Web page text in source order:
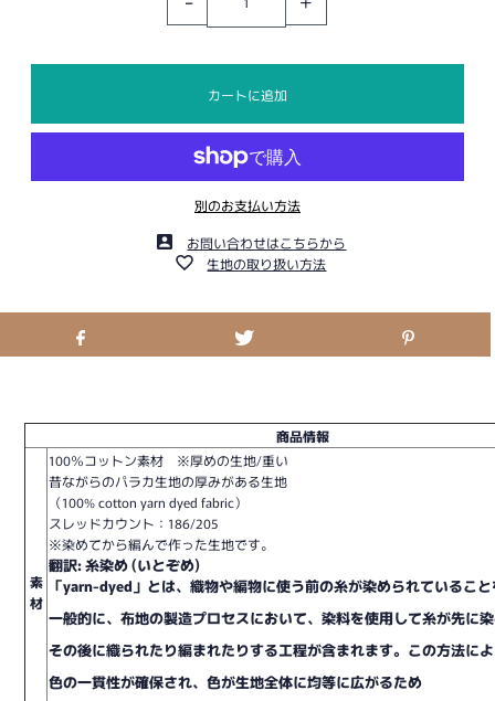
別のお支払い方法
お問い合わせはこちらから
生地の取り扱い方法
商品情報
素
材
100％コットン素材 ※厚めの生地/重い
昔ながらのパラカ生地の厚みがある生地
（100% cotton yarn dyed fabric）
スレッドカウント：186/205
※染めてから編んで作った生地です。
翻訳: 糸染め (いとぞめ)
「yarn-dyed」とは、織物や編物に使う前の糸が染められているこ
一般的に、布地の製造プロセスにおいて、染料を使用して糸が先に
その後に織られたり編まれたりする工程が含まれます。この方法に
色の一貫性が確保され、色が生地全体に均等に広がるため